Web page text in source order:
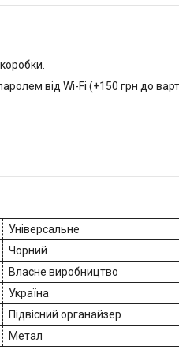
від Wi-Fi (+150 грн до
Універсальне
Чорний
Власне виробництво
Україна
Підвісний органайзер
Метал